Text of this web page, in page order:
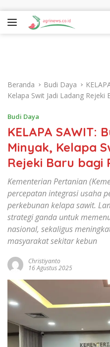
Beranda Budi Daya
Kelapa Swit Jadi Ladang Rejeki
Budi Daya
KELAPA SAWIT:
Minyak, Kelapa
Rejeki Baru bagi
Kementerian Pertanian
percepatan integrasi usaha
perkebunan kelapa sawit.
strategi ganda untuk
nasional, sekaligus
masyarakat sekitar kebun
Christiyanto
16 Agustus 2025